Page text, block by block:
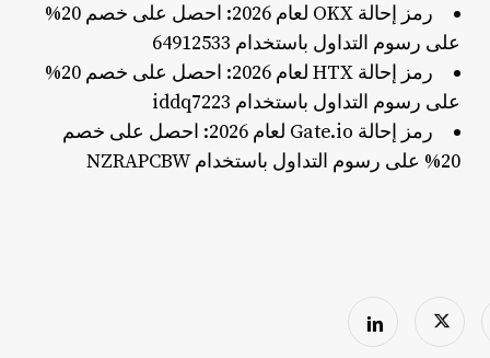
رمز إحالة OKX لعام 2026: احصل على خصم 20%
على رسوم التداول باستخدام 64912533
رمز إحالة HTX لعام 2026: احصل على خصم 20%
على رسوم التداول باستخدام iddq7223
رمز إحالة Gate.io لعام 2026: احصل على خصم
20% على رسوم التداول باستخدام NZRAPCBW